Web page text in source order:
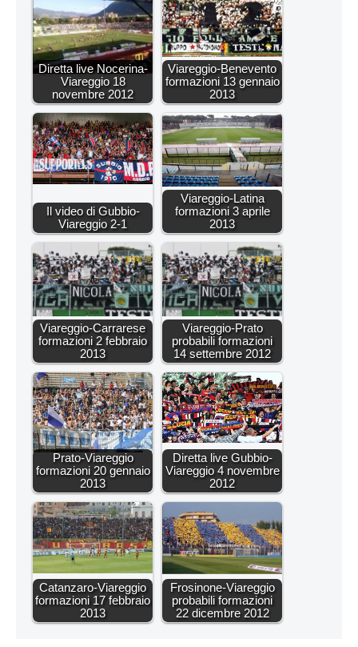
Diretta live Nocerina-
Viareggio 18
novembre 2012
Viareggio-Benevento
formazioni 13 gennaio
2013
Il video di Gubbio-
Viareggio 2-1
Viareggio-Latina
formazioni 3 aprile
2013
Viareggio-Carrarese
formazioni 2 febbraio
2013
Viareggio-Prato
probabili formazioni
14 settembre 2012
Prato-Viareggio
formazioni 20 gennaio
2013
Diretta live Gubbio-
Viareggio 4 novembre
2012
Catanzaro-Viareggio
formazioni 17 febbraio
2013
Frosinone-Viareggio
probabili formazioni
22 dicembre 2012